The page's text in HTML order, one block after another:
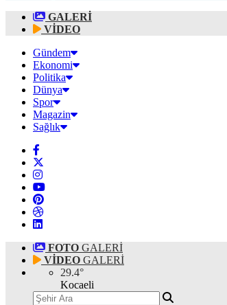
GALERİ
VİDEO
Gündem
Ekonomi
Politika
Dünya
Spor
Magazin
Sağlık
FOTO GALERİ
VİDEO GALERİ
29.4°
Kocaeli